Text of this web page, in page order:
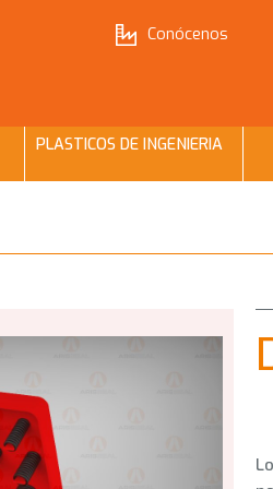
Conócenos
PLASTICOS DE INGENIERIA